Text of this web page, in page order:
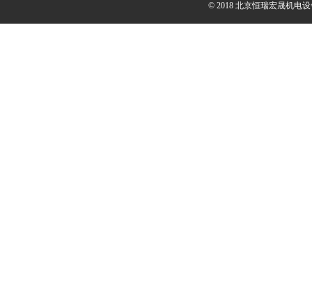
© 2018 北京恒瑞宏晟机电